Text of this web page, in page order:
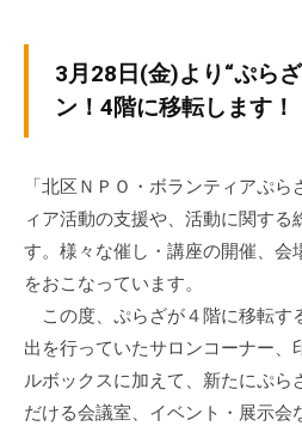
ア
ア
は
、
N
P
・
ボ
ラ
v
-
m
n
3月28日(金)より“ぷら
ン！4階に移転します！
「北区ＮＰＯ・ボランティアぷ
ィア活動の支援や、活動に関する
す。様々な催し・講座の開催、会
をおこなっています。
この度、ぷらざが４階に移転す
出を行っていたサロンコーナー、
ルボックスに加えて、新たにぷら
だける会議室、イベント・展示会